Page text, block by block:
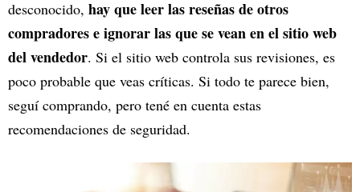
desconocido, hay que leer las reseñas de otros
compradores e ignorar las que se vean en el sitio web
del vendedor. Si el sitio web controla sus revisiones, es
poco probable que veas críticas. Si todo te parece bien,
seguí comprando, pero tené en cuenta estas
recomendaciones de seguridad.